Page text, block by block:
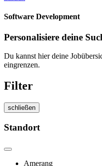
Software Development
Personalisiere deine
Du kannst hier deine
eingrenzen.
Filter
schließen
Standort
Amerang